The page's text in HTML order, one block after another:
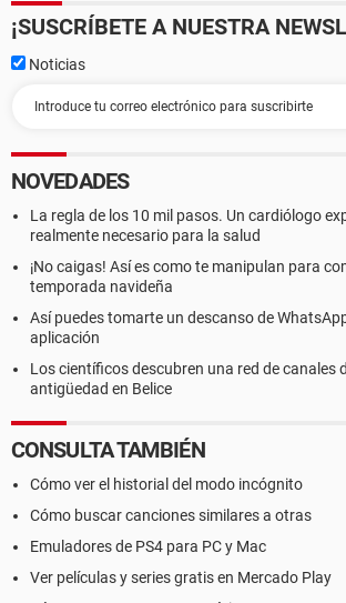
¡SUSCRÍBETE A NUESTRA
Noticias
NOVEDADES
La regla de los 10 mil pasos. Un cardiólogo
realmente necesario para la salud
¡No caigas! Así es como te manipulan para
temporada navideña
Así puedes tomarte un descanso de
aplicación
Los científicos descubren una red de canales
antigüedad en Belice
CONSULTA TAMBIÉN
Cómo ver el historial del modo incógnito
Cómo buscar canciones similares a otras
Emuladores de PS4 para PC y Mac
Ver películas y series gratis en Mercado Play